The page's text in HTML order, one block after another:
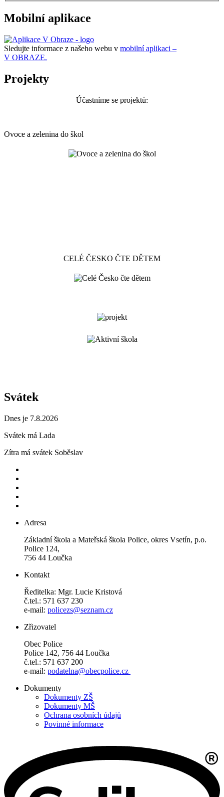
Mobilní aplikace
Sledujte informace z našeho webu v mobilní aplikaci –
V OBRAZE.
Projekty
Účastníme se projektů:
Ovoce a zelenina do škol
CELÉ ČESKO ČTE DĚTEM
Svátek
Dnes je 7.8.2026
Svátek má Lada
Zítra má svátek Soběslav
Adresa
Základní škola a Mateřská škola Police, okres Vsetín, p.o.
Police 124,
756 44 Loučka
Kontakt
Ředitelka: Mgr. Lucie Kristová
č.tel.: 571 637 230
e-mail: policezs@seznam.cz
Zřizovatel
Obec Police
Police 142, 756 44 Loučka
č.tel.: 571 637 200
e-mail: podatelna@obecpolice.cz
Dokumenty
Dokumenty ZŠ
Dokumenty MŠ
Ochrana osobních údajů
Povinné informace